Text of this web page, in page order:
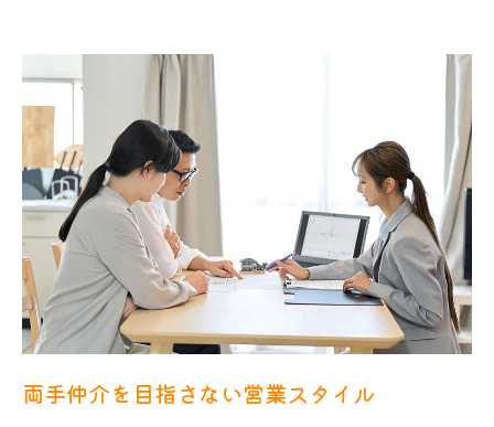
両手仲介を目指さない営業スタイル